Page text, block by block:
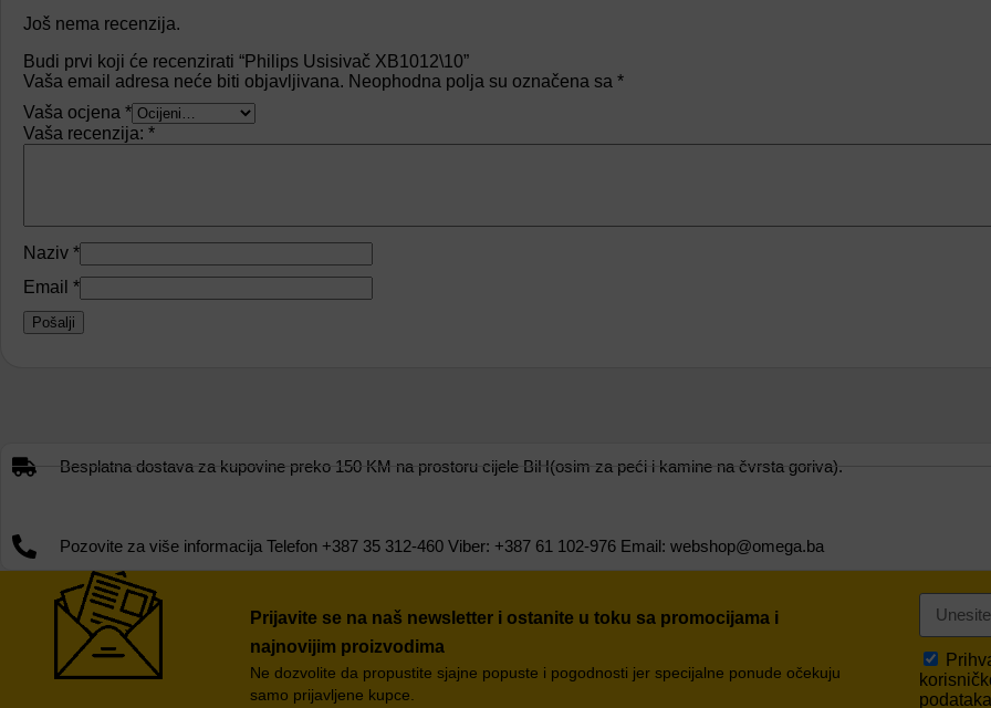
Još nema recenzija.
Budi prvi koji će recenzirati “Philips Usisivač XB1012\10”
Vaša email adresa neće biti objavljivana. Neophodna polja su označena sa *
Vaša ocjena *
Vaša recenzija: *
Naziv *
Email *
Besplatna dostava za kupovine preko 150 KM na prostoru cijele BiH(osim za peći i kamine na čvrsta goriva).
Pozovite za više informacija Telefon +387 35 312-460 Viber: +387 61 102-976 Email: webshop@omega.ba
Prijavite se na naš newsletter i ostanite u toku sa promocijama i
najnovijim proizvodima
Ne dozvolite da propustite sjajne popuste i pogodnosti jer specijalne ponude očekuju
samo prijavljene kupce.